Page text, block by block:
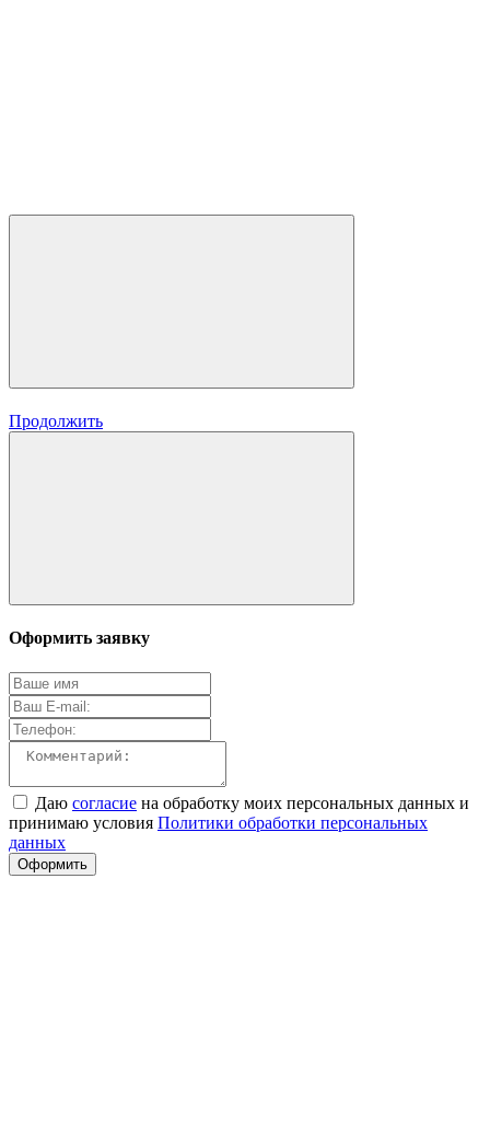
Продолжить
Оформить заявку
Даю согласие на обработку моих персональных данных и
принимаю условия Политики обработки персональных
данных
Оформить